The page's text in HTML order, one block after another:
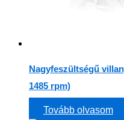
Nagyfeszültségű
1485 rpm)
Tovább olvasom